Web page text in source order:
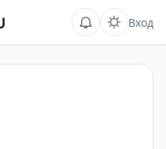
Вход